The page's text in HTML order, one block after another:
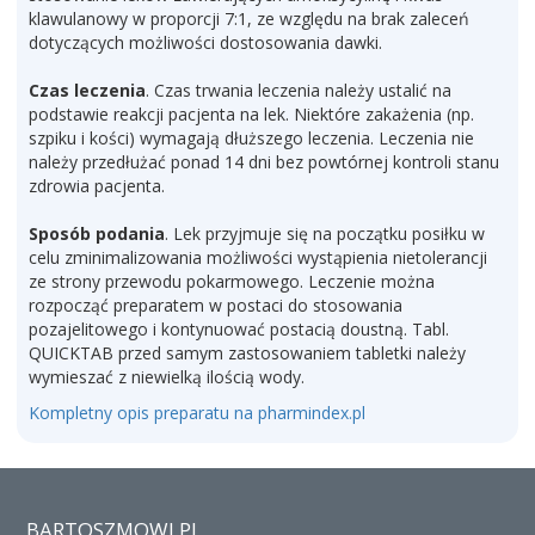
klawulanowy w proporcji 7:1, ze względu na brak zaleceń
dotyczących możliwości dostosowania dawki.
Czas leczenia. Czas trwania leczenia należy ustalić na
podstawie reakcji pacjenta na lek. Niektóre zakażenia (np.
szpiku i kości) wymagają dłuższego leczenia. Leczenia nie
należy przedłużać ponad 14 dni bez powtórnej kontroli stanu
zdrowia pacjenta.
Sposób podania. Lek przyjmuje się na początku posiłku w
celu zminimalizowania możliwości wystąpienia nietolerancji
ze strony przewodu pokarmowego. Leczenie można
rozpocząć preparatem w postaci do stosowania
pozajelitowego i kontynuować postacią doustną. Tabl.
QUICKTAB przed samym zastosowaniem tabletki należy
wymieszać z niewielką ilością wody.
Kompletny opis preparatu na pharmindex.pl